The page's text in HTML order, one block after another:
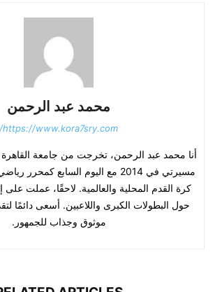
محمد عبد الرحمن
https://www.kora7sry.com/
أنا محمد عبد الرحمن، تخرجت من جامعة
مسيرتي في 2014 مع اليوم السابع
كرة القدم المحلية والعالمية. لاحقًا، عملت على
حول البطولات الكبرى واللاعبين. أسعى دائمًا
موثوق وجذاب للجمهور.